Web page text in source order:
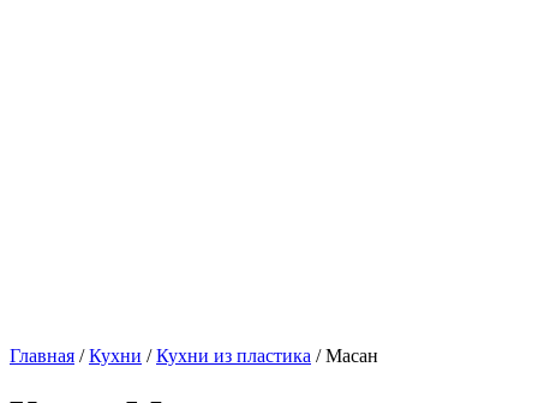
Главная /Кухни /Кухни из пластика / Масан